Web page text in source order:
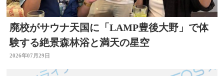
廃校がサウナ天国に「LAMP豊後大野」で体
験する絶景森林浴と満天の星空
2026年07月29日